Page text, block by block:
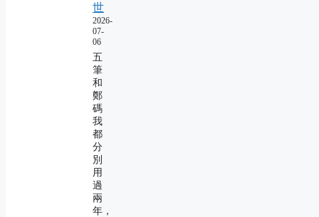
世
2026-
07-
06
五
筆
和
鄭
碼
我
都
分
別
用
過
兩
年，